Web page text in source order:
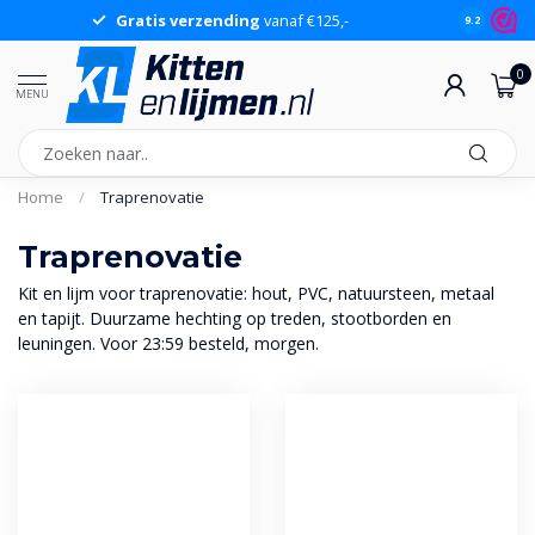
Gratis verzending vanaf €125,- 9.2
MENU
0
Home / Traprenovatie
Traprenovatie
Kit en lijm voor traprenovatie: hout, PVC, natuursteen, metaal
en tapijt. Duurzame hechting op treden, stootborden en
leuningen. Voor 23:59 besteld, morgen.